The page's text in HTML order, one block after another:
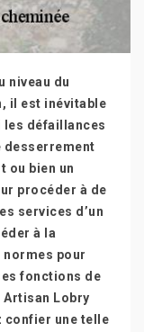
niveau du
il est inévitable
les défaillances
desserrement
ou bien un
procéder à de
services d’un
à la
pour
fonctions de
Artisan Lobry
confier une telle